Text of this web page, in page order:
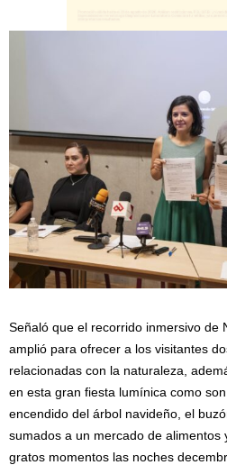
Señaló que el recorrido inmersivo de
amplió para ofrecer a los visitantes
relacionadas con la naturaleza,
en esta gran fiesta lumínica como
encendido del árbol navideño, el
sumados a un mercado de alimentos
gratos momentos las noches